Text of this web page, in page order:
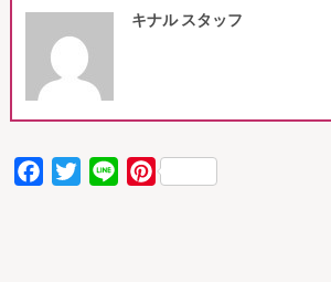
キナル スタッフ
FacebookTwitterLine Pinterest